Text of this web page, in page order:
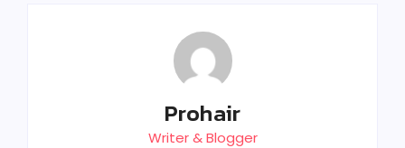
Prohair
Writer & Blogger